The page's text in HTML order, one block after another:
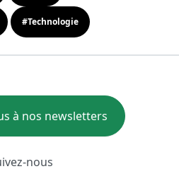
#Technologie
à nos newsletters
nous